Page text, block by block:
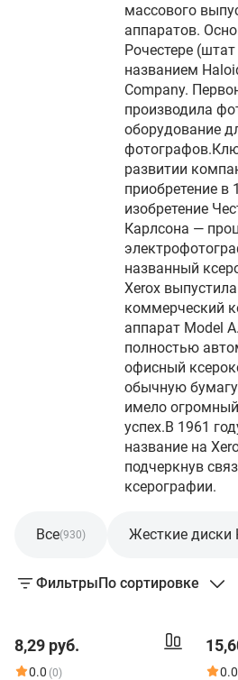
массового
аппаратов.
Рочестере
названием
Company.
производила
оборудование
развитии
приобретение в
изобретение
Карлсона —
названный
Xerox
коммерческий
аппарат Model
полностью
офисный
обычную
имело
успех.В 1961
название на
подчеркнув
ксерографии.
Все(930) Жесткие диски
ФильтрыПо сортировке
8,29 руб.
0.0 (0) 0.0